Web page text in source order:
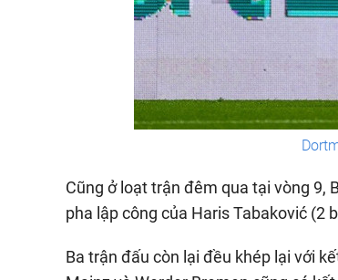
Cũng ở loạt trận đêm qua tại vòng 9,
pha lập công của Haris Tabaković (2
Ba trận đấu còn lại đều khép lại với